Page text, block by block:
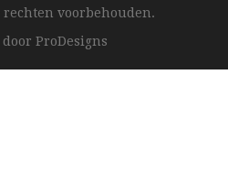
voorbehouden.
door ProDesigns